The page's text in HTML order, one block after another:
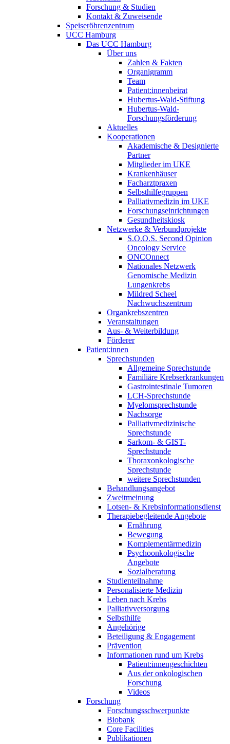
Forschung & Studien
Kontakt & Zuweisende
Speiseröhrenzentrum
UCC Hamburg
Das UCC Hamburg
Über uns
Zahlen & Fakten
Organigramm
Team
Patient:innenbeirat
Hubertus-Wald-Stiftung
Hubertus-Wald-
Forschungsförderung
Aktuelles
Kooperationen
Akademische & Designierte
Partner
Mitglieder im UKE
Krankenhäuser
Facharztpraxen
Selbsthilfegruppen
Palliativmedizin im UKE
Forschungseinrichtungen
Gesundheitskiosk
Netzwerke & Verbundprojekte
S.O.O.S. Second Opinion
Oncology Service
ONCOnnect
Nationales Netzwerk
Genomische Medizin
Lungenkrebs
Mildred Scheel
Nachwuchszentrum
Organkrebszentren
Veranstaltungen
Aus- & Weiterbildung
Förderer
Patient:innen
Sprechstunden
Allgemeine Sprechstunde
Familiäre Krebserkrankungen
Gastrointestinale Tumoren
LCH-Sprechstunde
Myelomsprechstunde
Nachsorge
Palliativmedizinische
Sprechstunde
Sarkom- & GIST-
Sprechstunde
Thoraxonkologische
Sprechstunde
weitere Sprechstunden
Behandlungsangebot
Zweitmeinung
Lotsen- & Krebsinformationsdienst
Therapiebegleitende Angebote
Ernährung
Bewegung
Komplementärmedizin
Psychoonkologische
Angebote
Sozialberatung
Studienteilnahme
Personalisierte Medizin
Leben nach Krebs
Palliativversorgung
Selbsthilfe
Angehörige
Beteiligung & Engagement
Prävention
Informationen rund um Krebs
Patient:innengeschichten
Aus der onkologischen
Forschung
Videos
Forschung
Forschungsschwerpunkte
Biobank
Core Facilities
Publikationen